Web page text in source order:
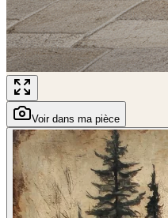
Voir dans ma pièce